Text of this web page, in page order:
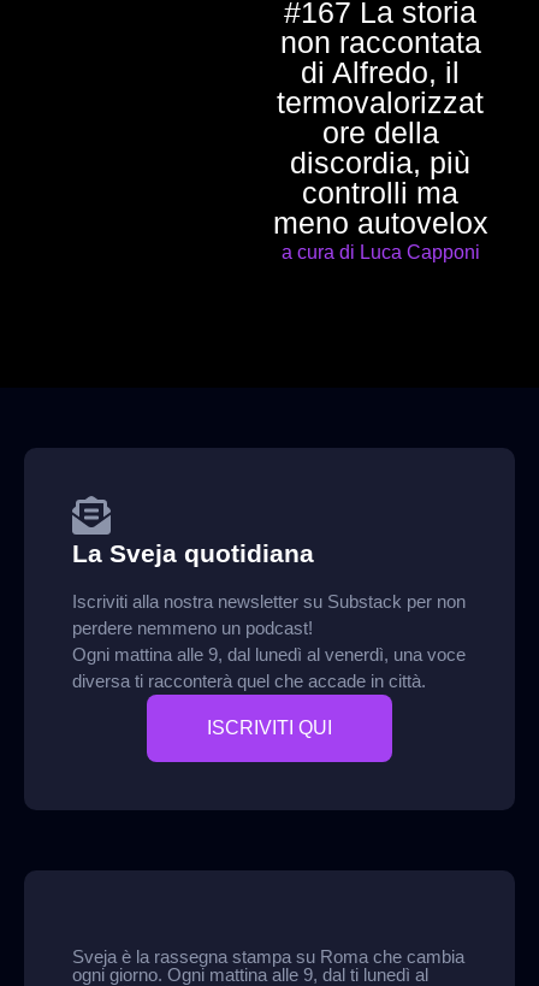
#167 La storia
non raccontata
di Alfredo, il
termovalorizzat
ore della
discordia, più
controlli ma
meno autovelox
a cura di Luca Capponi
La Sveja quotidiana
Iscriviti alla nostra newsletter su Substack per non
perdere nemmeno un podcast!
Ogni mattina alle 9, dal lunedì al venerdì, una voce
diversa ti racconterà quel che accade in città.
ISCRIVITI QUI
Sveja è la rassegna stampa su Roma che cambia
ogni giorno. Ogni mattina alle 9, dal ti lunedì al